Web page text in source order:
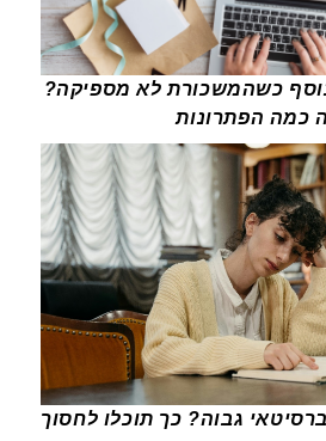
כשהמשכורת לא מספיקה?
כמה הפתרונות
גבוה? כך תוכלו לחסוך